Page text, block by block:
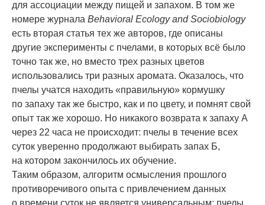
для ассоциации между пищей и запахом. В том же
номере журнала Behavioral Ecology and Sociobiology
есть вторая статья тех же авторов, где описаны
другие эксперименты с пчелами, в которых всё было
точно так же, но вместо трех разных цветов
использовались три разных аромата. Оказалось, что
пчелы учатся находить «правильную» кормушку
по запаху так же быстро, как и по цвету, и помнят свой
опыт так же хорошо. Но никакого возврата к запаху А
через 22 часа не происходит: пчелы в течение всех
суток уверенно продолжают выбирать запах Б,
на котором закончилось их обучение.
Таким образом, алгоритм осмысления прошлого
противоречивого опыта с привлечением данных
о времени суток не является универсальным: пчелы